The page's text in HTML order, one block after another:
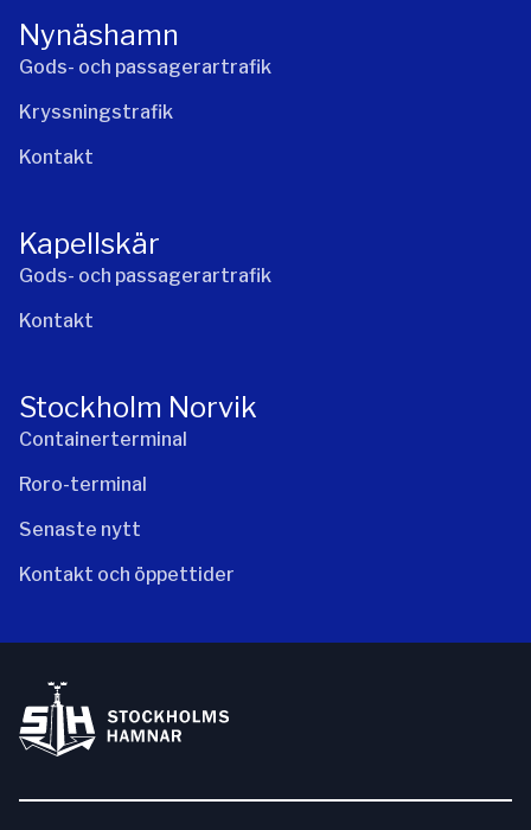
Nynäshamn
Gods- och passagerartrafik
Kryssningstrafik
Kontakt
Kapellskär
Gods- och passagerartrafik
Kontakt
Stockholm Norvik
Containerterminal
Roro-terminal
Senaste nytt
Kontakt och öppettider